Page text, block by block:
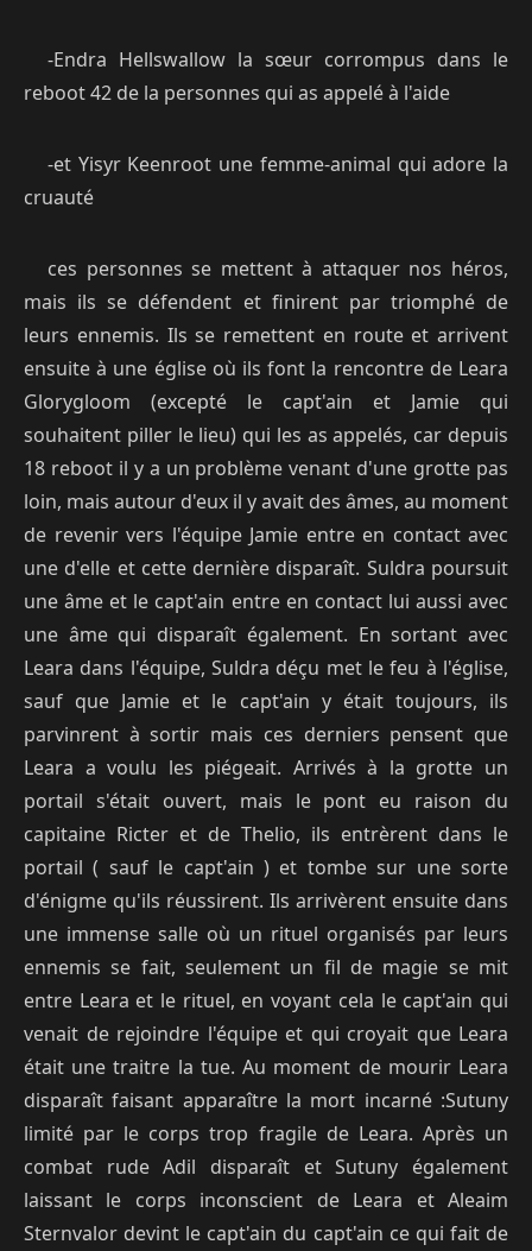
-Endra Hellswallow la sœur corrompus dans le
reboot 42 de la personnes qui as appelé à l'aide
-et Yisyr Keenroot une femme-animal qui adore la
cruauté
ces personnes se mettent à attaquer nos héros,
mais ils se défendent et finirent par triomphé de
leurs ennemis. Ils se remettent en route et arrivent
ensuite à une église où ils font la rencontre de Leara
Glorygloom (excepté le capt'ain et Jamie qui
souhaitent piller le lieu) qui les as appelés, car depuis
18 reboot il y a un problème venant d'une grotte pas
loin, mais autour d'eux il y avait des âmes, au moment
de revenir vers l'équipe Jamie entre en contact avec
une d'elle et cette dernière disparaît. Suldra poursuit
une âme et le capt'ain entre en contact lui aussi avec
une âme qui disparaît également. En sortant avec
Leara dans l'équipe, Suldra déçu met le feu à l'église,
sauf que Jamie et le capt'ain y était toujours, ils
parvinrent à sortir mais ces derniers pensent que
Leara a voulu les piégeait. Arrivés à la grotte un
portail s'était ouvert, mais le pont eu raison du
capitaine Ricter et de Thelio, ils entrèrent dans le
portail ( sauf le capt'ain ) et tombe sur une sorte
d'énigme qu'ils réussirent. Ils arrivèrent ensuite dans
une immense salle où un rituel organisés par leurs
ennemis se fait, seulement un fil de magie se mit
entre Leara et le rituel, en voyant cela le capt'ain qui
venait de rejoindre l'équipe et qui croyait que Leara
était une traitre la tue. Au moment de mourir Leara
disparaît faisant apparaître la mort incarné :Sutuny
limité par le corps trop fragile de Leara. Après un
combat rude Adil disparaît et Sutuny également
laissant le corps inconscient de Leara et Aleaim
Sternvalor devint le capt'ain du capt'ain ce qui fait de